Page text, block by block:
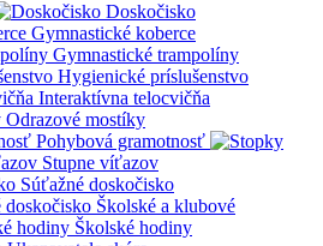
Doskočisko
Gymnastické koberce
Gymnastické trampolíny
Hygienické príslušenstvo
Interaktívna telocvičňa
Odrazové mostíky
Pohybová gramotnosť
Stupne víťazov
Súťažné doskočisko
Školské a klubové
Školské hodiny